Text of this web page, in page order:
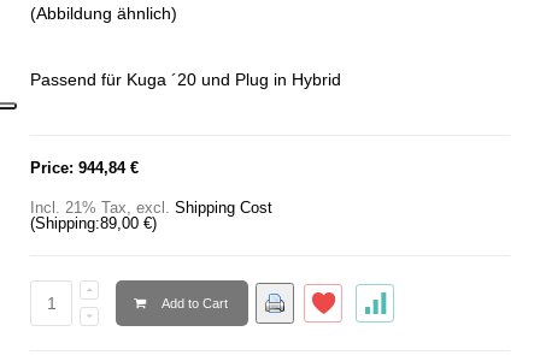
(Abbildung ähnlich)
Passend für Kuga ´20 und Plug in Hybrid
Price: 944,84 €
Incl. 21% Tax, excl. Shipping Cost
(Shipping:89,00 €)
Add to Cart